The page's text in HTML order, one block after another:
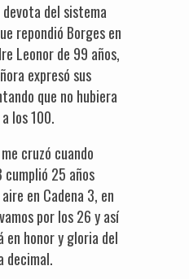
devota del sistema
repondió Borges en
Leonor de 99 años,
expresó sus
que no hubiera
los 100.
cruzó cuando
25 años
en Cadena 3, en
por los 26 y así
en honor y gloria del
decimal.